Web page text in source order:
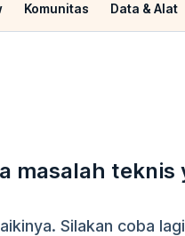
Komunitas Data & Alat
masalah teknis
Silakan coba